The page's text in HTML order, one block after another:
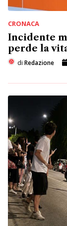
CRONACA
Incidente
perde la
di Redazione